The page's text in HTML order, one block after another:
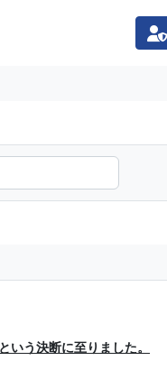
う決断に至りました。